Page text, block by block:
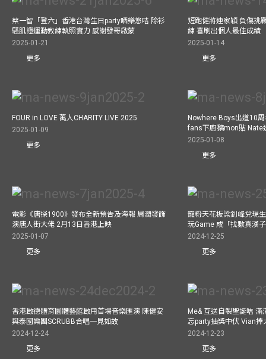
蔡一智「登六」香港台灣生日party晒樂悠咭 除衫
騷肌證運動教練執照實力 感謝發哥啟蒙
2025-01-21
更多
短跑健將連家穎 負傷挑
練 喜刷出個人最佳成績
2025-01-14
更多
FOUR in LOVE 萬人CHARITY LIVE 2025
2025-01-09
更多
Nowhere Boys出道10
fans下廚黐mon貼 Nate
2025-01-08
更多
電影《唐探1900》發布全新預告及海報 周潤發飾
演唐人街大佬 2月13日香港上映
2025-01-07
更多
寵粉天花板梁釗峰兌現
玩Game 成「找數真漢
2024-12-25
更多
香港啟德體育園體藝館啟用首場音樂匯演 陳健安
與泰國樂團SCRUBB合唱一見如故
2024-12-24
更多
Me& 互送自製聖誕咭
忘party抽獎中伏 Vian捧
2024-12-23
更多